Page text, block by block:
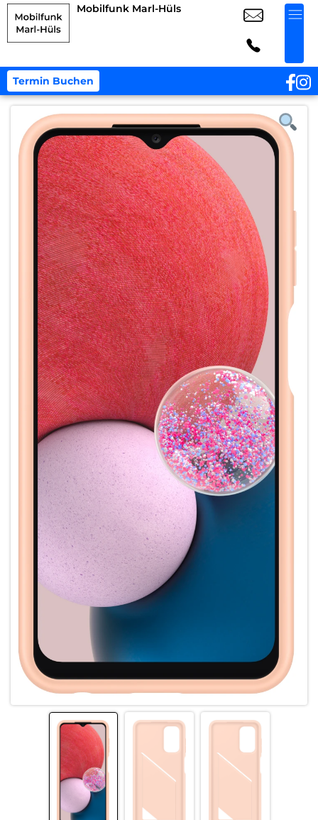
Mobilfunk Marl-Hüls
Termin Buchen